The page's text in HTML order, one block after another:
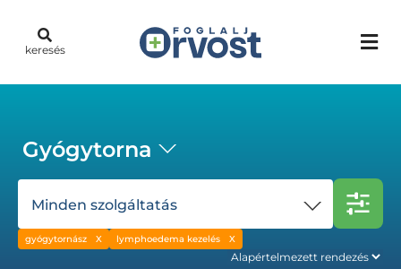
keresés
Gyógytorna
Minden szolgáltatás
gyógytornász lymphoedema kezelés